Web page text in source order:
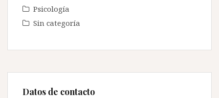
Psicología
Sin categoría
Datos de contacto